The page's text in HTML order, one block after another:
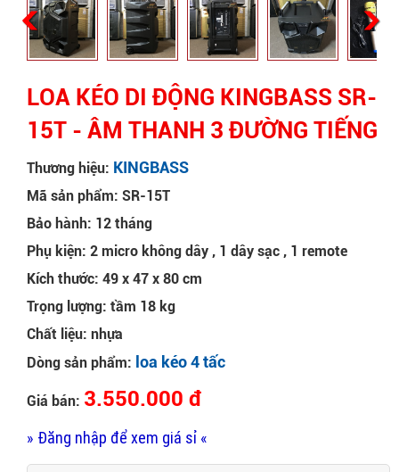
LOA KÉO DI ĐỘNG KINGBASS SR-
15T - ÂM THANH 3 ĐƯỜNG TIẾNG
Thương hiệu: KINGBASS
Mã sản phẩm: SR-15T
Bảo hành: 12 tháng
Phụ kiện: 2 micro không dây , 1 dây sạc , 1 remote
Kích thước: 49 x 47 x 80 cm
Trọng lượng: tầm 18 kg
Chất liệu: nhựa
Dòng sản phẩm: loa kéo 4 tấc
Giá bán: 3.550.000 đ
» Đăng nhập để xem giá sỉ «